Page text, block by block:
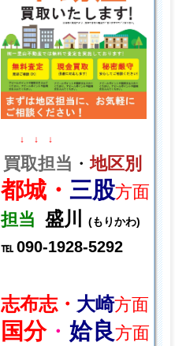
↓ ↓ ↓
買取担当 ・地区別
都城・ 三股方面
担当 盛川 (もりかわ)
℡ 090-1928-5292
志布志・ 大崎方面
国分・ 姶良方面